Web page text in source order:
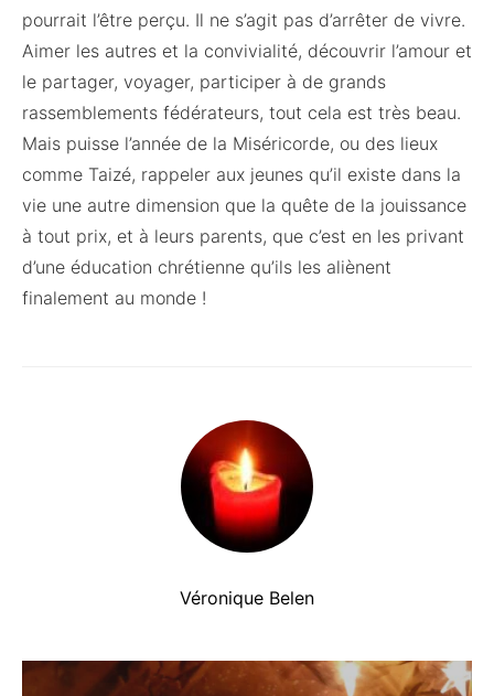
pourrait l’être perçu. Il ne s’agit pas d’arrêter de vivre.
Aimer les autres et la convivialité, découvrir l’amour et
le partager, voyager, participer à de grands
rassemblements fédérateurs, tout cela est très beau.
Mais puisse l’année de la Miséricorde, ou des lieux
comme Taizé, rappeler aux jeunes qu’il existe dans la
vie une autre dimension que la quête de la jouissance
à tout prix, et à leurs parents, que c’est en les privant
d’une éducation chrétienne qu’ils les aliènent
finalement au monde !
Véronique Belen